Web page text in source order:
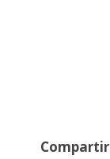
Compartir